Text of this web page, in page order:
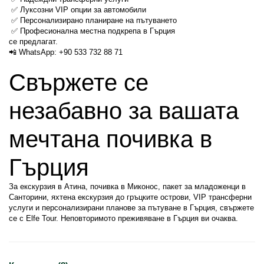
✅ Луксозни VIP опции за автомобили
✅ Персонализирано планиране на пътуването
✅ Професионална местна подкрепа в Гърция
се предлагат.
📲 WhatsApp: +90 533 732 88 71
Свържете се
незабавно за вашата
мечтана почивка в
Гърция
За екскурзия в Атина, почивка в Миконос, пакет за младоженци в
Санторини, яхтена екскурзия до гръцките острови, VIP трансферни
услуги и персонализирани планове за пътуване в Гърция, свържете
се с Elfe Tour. Неповторимото преживяване в Гърция ви очаква.